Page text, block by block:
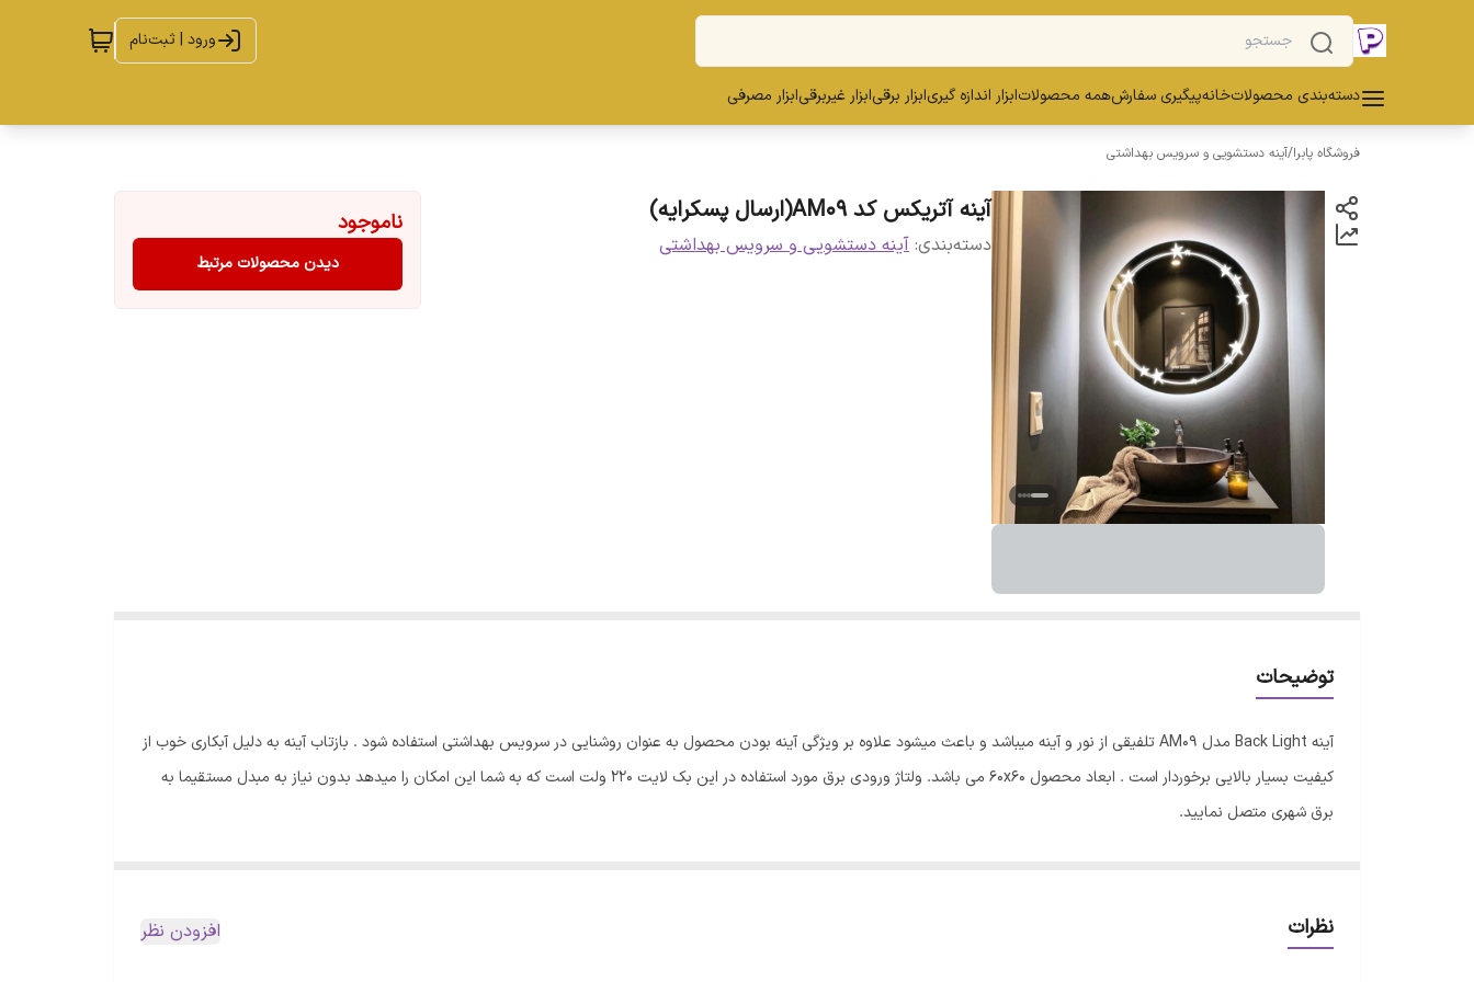
ورود | ثبت‌نام
دسته‌بندی محصولاتخانهپیگیری سفارشهمه محصولاتابزار اندازه گیریابزار برقیابزار غیربرقیابزار مصرفی
فروشگاه پابرا/آینه دستشویی و سرویس بهداشتی
آینه آتریکس کد AM09(ارسال پسکرایه)
دسته‌بندی: آینه دستشویی و سرویس بهداشتی
ناموجود
دیدن محصولات مرتبط
توضیحات
آینه Back Light مدل AM09 تلفیقی از نور و آینه میباشد و باعث میشود علاوه بر ویژگی آینه بودن محصول به عنوان روشنایی در سرویس بهداشتی استفاده شود . بازتاب آینه به دلیل آبکاری خوب از
کیفیت بسیار بالایی برخوردار است . ابعاد محصول 60x60 می باشد. ولتاژ ورودی برق مورد استفاده در این بک لایت 220 ولت است که به شما این امکان را میدهد بدون نیاز به مبدل مستقیما به
برق شهری متصل نمایید.
نظرات افزودن نظر